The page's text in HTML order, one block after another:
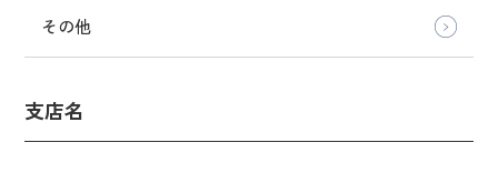
その他
支店名